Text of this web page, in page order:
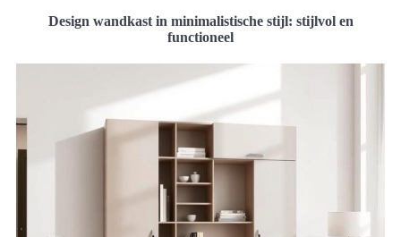
Design wandkast in minimalistische stijl: stijlvol en
functioneel